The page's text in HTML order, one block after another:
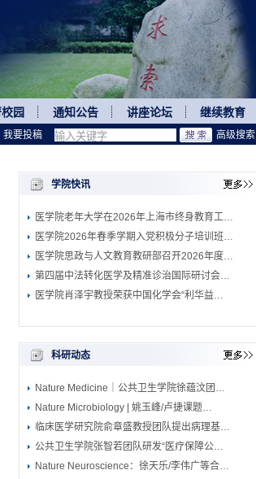
园 通知公告 讲座论坛 继续教育
高级搜索
学院快讯
医学院老年大学在2026年上海市终身教育工…
医学院2026年春季学期入党积极分子培训班…
医学院思政与人文教育教研部召开2026年度…
第四届中法转化医学及精准诊治国际研讨会…
医学院肖泽宇教授荣获中国化学会“利华益…
科研动态
Nature Medicine｜公共卫生学院徐蕴汶团…
Nature Microbiology | 姚玉峰/卢捷课题…
临床医学研究院俞章盛教授团队提出病理基…
公共卫生学院张智若团队研发“医疗保障公…
Nature Neuroscience：徐天乐/李伟广等合…
我要投稿